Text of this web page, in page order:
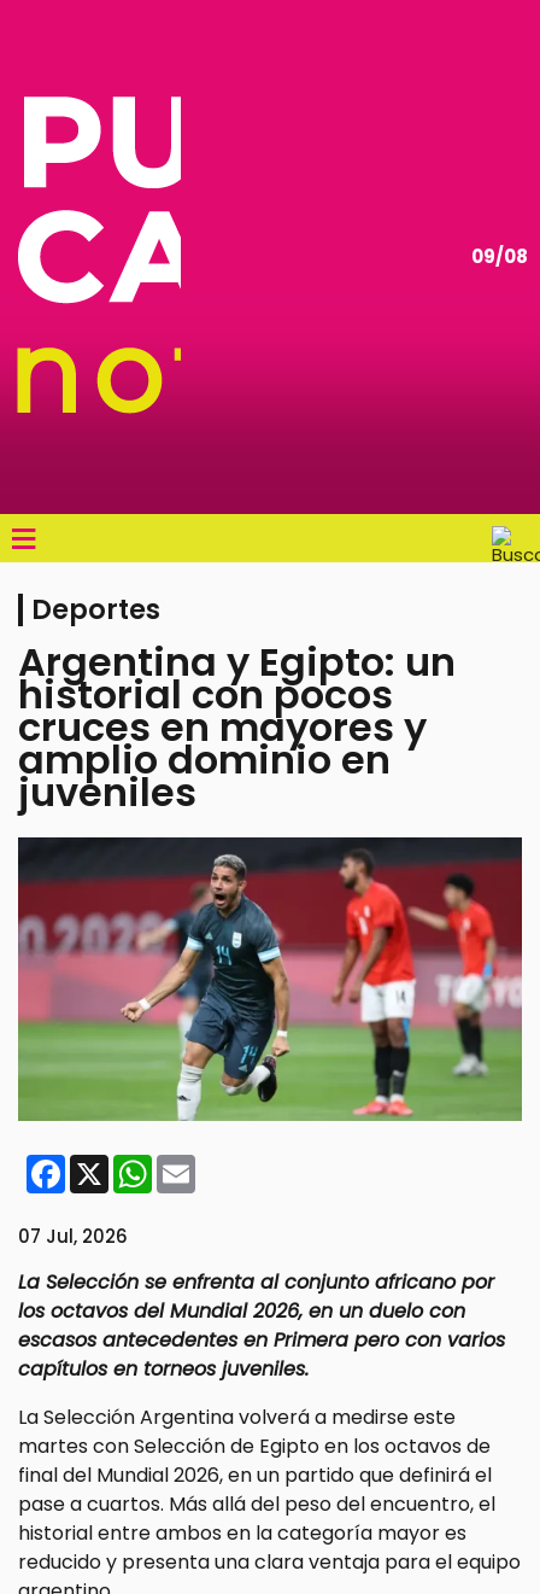
09/08
≡
Deportes
Argentina y Egipto: un
historial con pocos
cruces en mayores y
amplio dominio en
juveniles
Facebook
X WhatsApp
Email
07 Jul, 2026
La Selección se enfrenta al conjunto africano por
los octavos del Mundial 2026, en un duelo con
escasos antecedentes en Primera pero con varios
capítulos en torneos juveniles.
La Selección Argentina volverá a medirse este
martes con Selección de Egipto en los octavos de
final del Mundial 2026, en un partido que definirá el
pase a cuartos. Más allá del peso del encuentro, el
historial entre ambos en la categoría mayor es
reducido y presenta una clara ventaja para el equipo